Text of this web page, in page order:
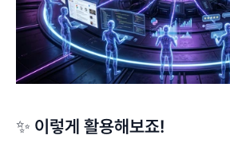
✨ 이렇게 활용해보죠!